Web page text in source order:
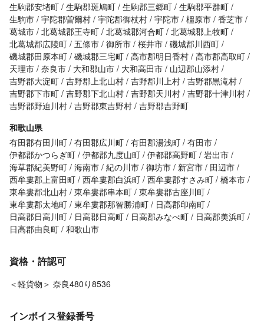
生駒郡安堵町 生駒郡斑鳩町 生駒郡三郷町 生駒郡平群町
生駒市 宇陀郡曽爾村 宇陀郡御杖村 宇陀市 橿原市 香芝市
葛城市 北葛城郡王寺町 北葛城郡河合町 北葛城郡上牧町
北葛城郡広陵町 五條市 御所市 桜井市 磯城郡川西町
磯城郡田原本町 磯城郡三宅町 高市郡明日香村 高市郡高取町
天理市 奈良市 大和郡山市 大和高田市
山辺郡山添村
吉野郡大淀町 吉野郡上北山村 吉野郡川上村 吉野郡黒滝村
吉野郡下市町 吉野郡下北山村 吉野郡天川村 吉野郡十津川村
吉野郡野迫川村 吉野郡東吉野村 吉野郡吉野町
和歌山県
有田郡有田川町 有田郡広川町 有田郡湯浅町 有田市
伊都郡かつらぎ町 伊都郡九度山町 伊都郡高野町 岩出市
海草郡紀美野町 海南市 紀の川市 御坊市 新宮市
田辺市
西牟婁郡上富田町 西牟婁郡白浜町 西牟婁郡すさみ町 橋本市
東牟婁郡北山村 東牟婁郡串本町 東牟婁郡古座川町
東牟婁郡太地町 東牟婁郡那智勝浦町
日高郡印南町
日高郡日高川町
日高郡日高町 日高郡みなべ町
日高郡美浜町
日高郡由良町 和歌山市
資格・許認可
＜軽貨物＞ 奈良480り8536
インボイス登録番号